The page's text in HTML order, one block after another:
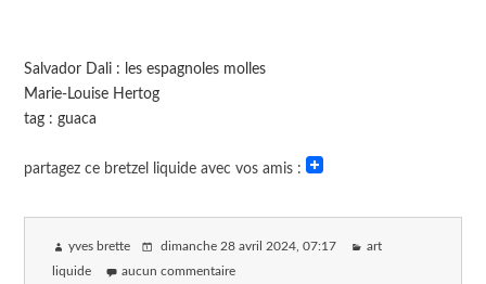
Salvador Dali : les espagnoles molles
Marie-Louise Hertog
tag : guaca
partagez ce bretzel liquide avec vos amis :
yves brette dimanche 28 avril 2024, 07:17 art
liquide aucun commentaire